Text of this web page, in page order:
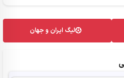
لیگ ایران و جهان